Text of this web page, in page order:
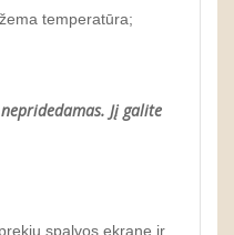
temperatūra;
Jį galite
spalvos ekrane ir